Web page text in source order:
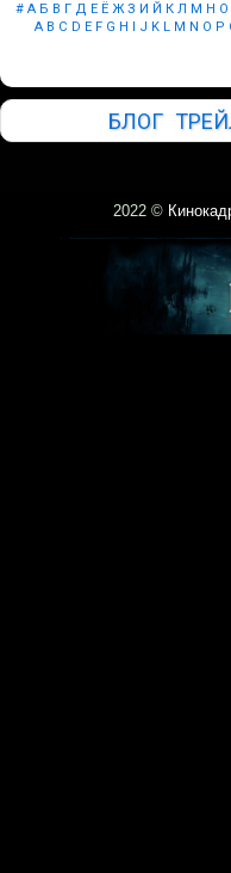
# А Б В Г Д Е Ё Ж З И Й К Л М Н О
A B C D E F G H I J K L M N O P
БЛОГ
2022 ©